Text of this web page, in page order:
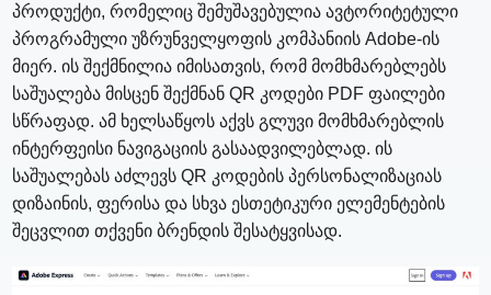
პროდუქტი, რომელიც შემუშავებულია ავტორიტეტული
პროგრამული უზრუნველყოფის კომპანიის Adobe-ის
მიერ. ის შექმნილია იმისათვის, რომ მომხმარებლებს
საშუალება მისცენ შექმნან QR კოდები PDF ფაილები
სწრაფად. ამ ხელსაწყოს აქვს გლუვი მომხმარებლის
ინტერფეისი ნავიგაციის გასაადვილებლად. ის
საშუალებას აძლევს QR კოდების პერსონალიზაციას
დიზაინის, ფერისა და სხვა ესთეტიკური ელემენტების
შეცვლით თქვენი ბრენდის შესატყვისად.